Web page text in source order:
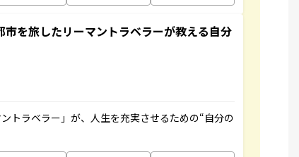
を旅したリーマントラベラーが教える自分
トラベラー」が、人生を充実させるための“自分の